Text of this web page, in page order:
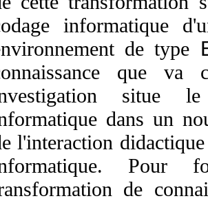
informatique
de type
que va
situe
dans un
l'interaction
Pour
de